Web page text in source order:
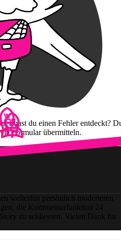
hast du einen Fehler entdeckt?
Formular übermitteln.
weiterhin persönlich moderieren
die Kommentarfunktion 24
zu schliessen. Vielen Dank für